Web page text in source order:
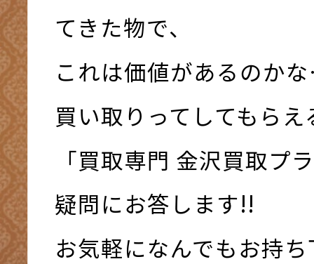
てきた物で、
これは価値があるのか
買い取りってしてもら
「買取専門 金沢買取プ
疑問にお答します!!
お気軽になんでもお持